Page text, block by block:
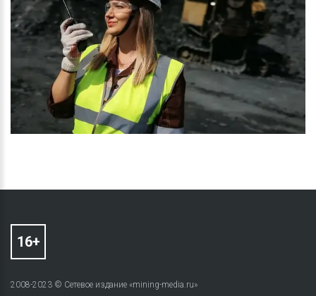
2008-2023 © Сетевое издание «mining-media.ru»